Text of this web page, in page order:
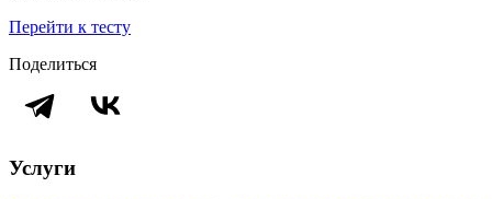
Перейти к тесту
Поделиться
Услуги